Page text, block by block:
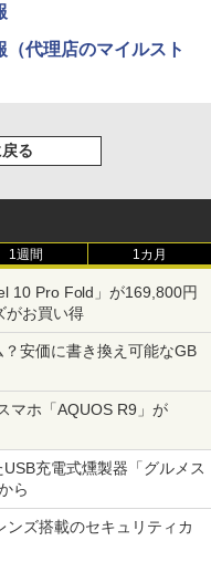
代理店のマイルスト
る
1週間 1カ月
10 Pro Fold」が169,800円
がお買い得
安価に書き換え可能なGB
マホ「AQUOS R9」が
充電式燻製器「グルメス
ら
ンズ搭載のセキュリティカ